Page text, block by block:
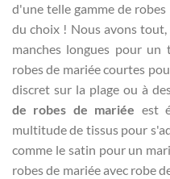
d'une telle gamme de
du choix ! Nous avons tout,
manches longues pour un
robes de mariée courtes
discret sur la plage ou à
de robes de mariée est
multitude de tissus pour
comme le satin pour un
robes de mariée avec robe